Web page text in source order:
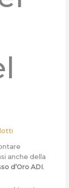
anche della
d’Oro ADI.